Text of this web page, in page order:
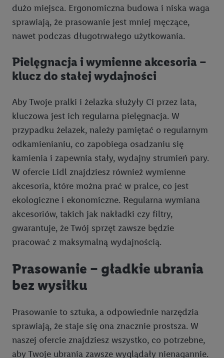
dużo miejsca. Ergonomiczna budowa i niska waga
sprawiają, że prasowanie jest mniej męczące,
nawet podczas długotrwałego użytkowania.
Pielęgnacja i wymienne akcesoria –
klucz do stałej wydajności
Aby Twoje pralki i żelazka służyły Ci przez lata,
kluczowa jest ich regularna pielęgnacja. W
przypadku żelazek, należy pamiętać o regularnym
odkamienianiu, co zapobiega osadzaniu się
kamienia i zapewnia stały, wydajny strumień pary.
W ofercie Lidl znajdziesz również wymienne
akcesoria, które można prać w pralce, co jest
ekologiczne i ekonomiczne. Regularna wymiana
akcesoriów, takich jak nakładki czy filtry,
gwarantuje, że Twój sprzęt zawsze będzie
pracować z maksymalną wydajnością.
Prasowanie – gładkie ubrania
bez wysiłku
Prasowanie to sztuka, a odpowiednie narzędzia
sprawiają, że staje się ona znacznie prostsza. W
naszej ofercie znajdziesz wszystko, co potrzebne,
aby Twoje ubrania zawsze wyglądały nienagannie.